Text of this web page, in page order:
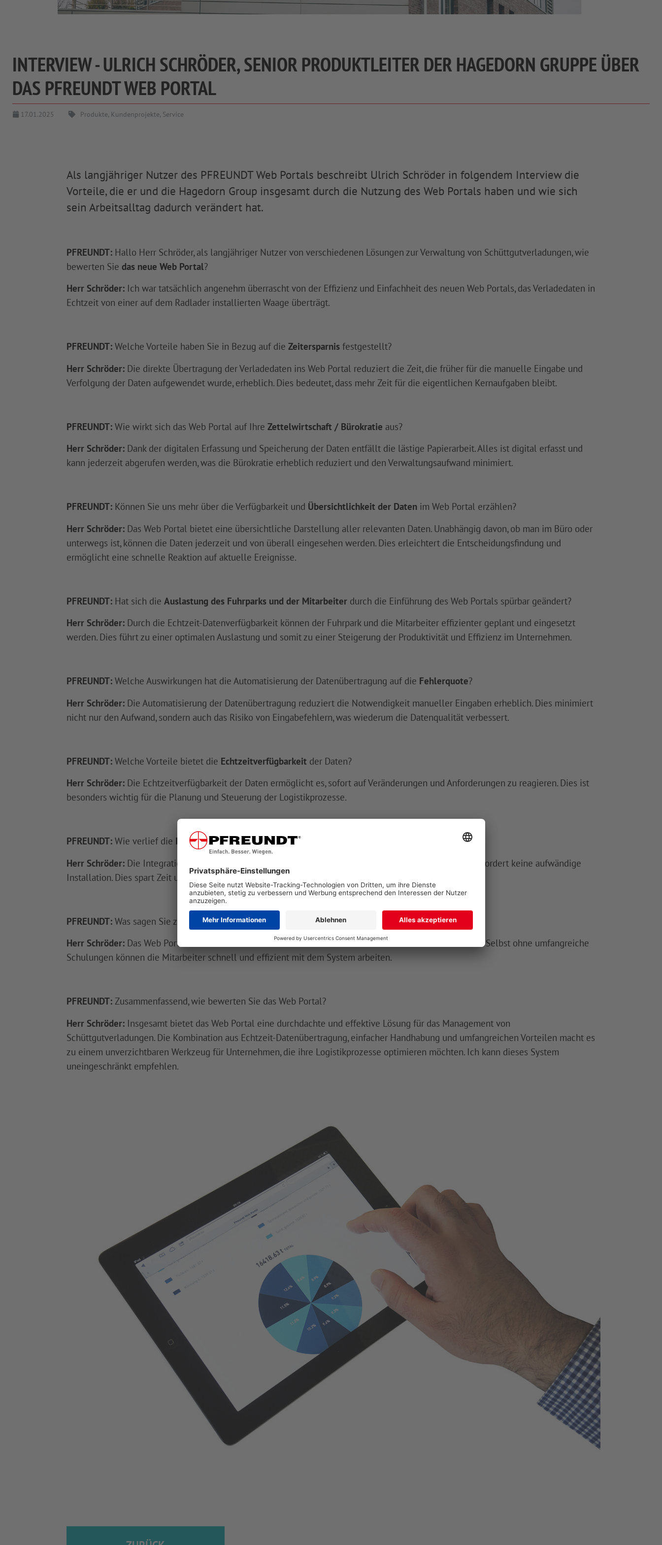
INTERVIEW - ULRICH SCHRÖDER, SENIOR PRODUKTLEITER DER HAGEDORN GRUPPE ÜBER
DAS PFREUNDT WEB PORTAL
17.01.2025 Produkte, Kundenprojekte, Service
Als langjähriger Nutzer des PFREUNDT Web Portals beschreibt Ulrich Schröder in folgendem Interview die
Vorteile, die er und die Hagedorn Group insgesamt durch die Nutzung des Web Portals haben und wie sich
sein Arbeitsalltag dadurch verändert hat.
PFREUNDT:Hallo Herr Schröder, als langjähriger Nutzer von verschiedenen Lösungen zur Verwaltung von Schüttgutverladungen, wie
bewerten Sie das neue Web Portal?
Herr Schröder:Ich war tatsächlich angenehm überrascht von der Effizienz und Einfachheit des neuen Web Portals, das Verladedaten in
Echtzeit von einer auf dem Radlader installierten Waage überträgt.
PFREUNDT:Welche Vorteile haben Sie in Bezug auf die Zeitersparnisfestgestellt?
Herr Schröder:Die direkte Übertragung der Verladedaten ins Web Portal reduziert die Zeit, die früher für die manuelle Eingabe und
Verfolgung der Daten aufgewendet wurde, erheblich. Dies bedeutet, dass mehr Zeit für die eigentlichen Kernaufgaben bleibt.
PFREUNDT:Wie wirkt sich das Web Portal auf Ihre Zettelwirtschaft / Bürokratie aus?
Herr Schröder:Dank der digitalen Erfassung und Speicherung der Daten entfällt die lästige Papierarbeit. Alles ist digital erfasst und
kann jederzeit abgerufen werden, was die Bürokratie erheblich reduziert und den Verwaltungsaufwand minimiert.
PFREUNDT:Können Sie uns mehr über die Verfügbarkeit und Übersichtlichkeit der Datenim Web Portal erzählen?
Herr Schröder:Das Web Portal bietet eine übersichtliche Darstellung aller relevanten Daten. Unabhängig davon, ob man im Büro oder
unterwegs ist, können die Daten jederzeit und von überall eingesehen werden. Dies erleichtert die Entscheidungsfindung und
ermöglicht eine schnelle Reaktion auf aktuelle Ereignisse.
PFREUNDT:Hat sich die Auslastung des Fuhrparks und der Mitarbeiterdurch die Einführung des Web Portals spürbar geändert?
Herr Schröder:Durch die Echtzeit-Datenverfügbarkeit können der Fuhrpark und die Mitarbeiter effizienter geplant und eingesetzt
werden. Dies führt zu einer optimalen Auslastung und somit zu einer Steigerung der Produktivität und Effizienz im Unternehmen.
PFREUNDT:Welche Auswirkungen hat die Automatisierung der Datenübertragung auf die Fehlerquote?
Herr Schröder:Die Automatisierung der Datenübertragung reduziert die Notwendigkeit manueller Eingaben erheblich. Dies minimiert
nicht nur den Aufwand, sondern auch das Risiko von Eingabefehlern, was wiederum die Datenqualität verbessert.
PFREUNDT:Welche Vorteile bietet die Echtzeitverfügbarkeit der Daten?
Herr Schröder:Die Echtzeitverfügbarkeit der Daten ermöglicht es, sofort auf Veränderungen und Anforderungen zu reagieren. Dies ist
besonders wichtig für die Planung und Steuerung der Logistikprozesse.
PFREUNDT:Wie verlief die Integration des Web Portalsin Ihre bestehende Softwarelösungen?
Herr Schröder:Die Integration des Web Portals in bestehende Softwarelösungen ist unkompliziert und erfordert keine aufwändige
Installation. Dies spart Zeit und Kosten und ermöglicht eine schnelle Inbetriebnahme.
PFREUNDT:Was sagen Sie zur Benutzerfreundlichkeit
des Web Portals?
Herr Schröder:Das Web Portal zeichnet sich durch eine benutzerfreundliche und intuitive Oberfläche aus. Selbst ohne umfangreiche
Schulungen können die Mitarbeiter schnell und effizient mit dem System arbeiten.
PFREUNDT:Zusammenfassend, wie bewerten Sie das Web Portal?
Herr Schröder:Insgesamt bietet das Web Portal eine durchdachte und effektive Lösung für das Management von
Schüttgutverladungen. Die Kombination aus Echtzeit-Datenübertragung, einfacher Handhabung und umfangreichen Vorteilen macht es
zu einem unverzichtbaren Werkzeug für Unternehmen, die ihre Logistikprozesse optimieren möchten. Ich kann dieses System
uneingeschränkt empfehlen.